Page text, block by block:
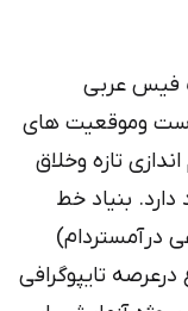
فیس عربی
است وموقعیت های
تازه وخلاق
بنیاد خط
درآمستردام)
تایپوگرافی